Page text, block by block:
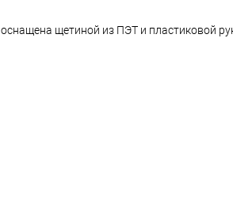
оснащена щетиной из ПЭТ и пластиковой